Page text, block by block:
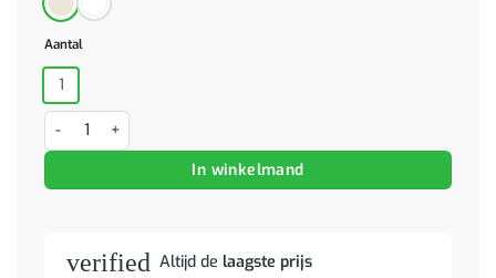
Aantal
1
Boekenkast 70x33x110 massief grenenhout wit aantal
In winkelmand
verified Altijd de laagste prijs